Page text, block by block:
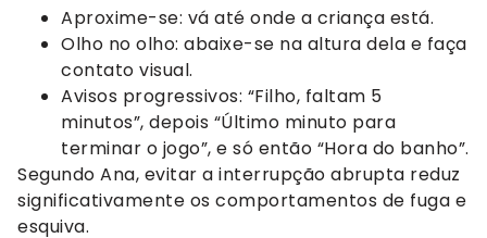
Aproxime-se: vá até onde a criança está.
Olho no olho: abaixe-se na altura dela e faça
contato visual.
Avisos progressivos: “Filho, faltam 5
minutos”, depois “Último minuto para
terminar o jogo”, e só então “Hora do banho”.
Segundo Ana, evitar a interrupção abrupta reduz
significativamente os comportamentos de fuga e
esquiva.